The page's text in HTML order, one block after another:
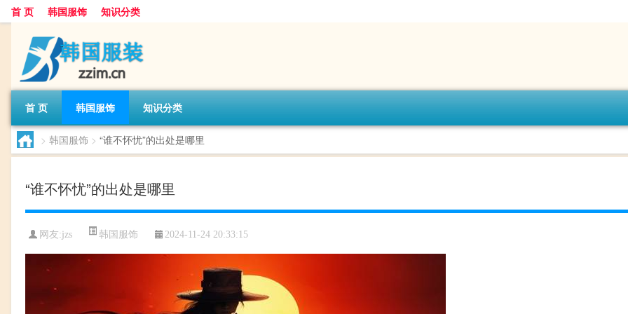
首 页 韩国服饰 知识分类
首 页 韩国服饰 知识分类
> 韩国服饰 > “谁不怀忧”的出处是哪里
“谁不怀忧”的出处是哪里
网友:jzs 韩国服饰 2024-11-24 20:33:15